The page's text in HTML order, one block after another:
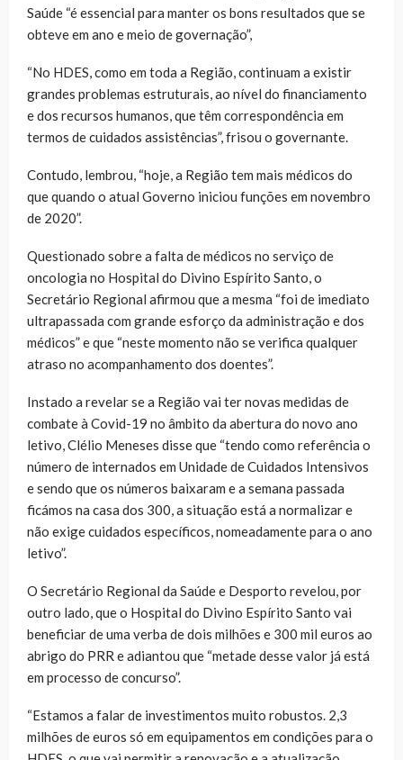
Saúde “é essencial para manter os bons resultados que se
obteve em ano e meio de governação”,
“No HDES, como em toda a Região, continuam a existir
grandes problemas estruturais, ao nível do financiamento
e dos recursos humanos, que têm correspondência em
termos de cuidados assistências”, frisou o governante.
Contudo, lembrou, “hoje, a Região tem mais médicos do
que quando o atual Governo iniciou funções em novembro
de 2020”.
Questionado sobre a falta de médicos no serviço de
oncologia no Hospital do Divino Espírito Santo, o
Secretário Regional afirmou que a mesma “foi de imediato
ultrapassada com grande esforço da administração e dos
médicos” e que “neste momento não se verifica qualquer
atraso no acompanhamento dos doentes”.
Instado a revelar se a Região vai ter novas medidas de
combate à Covid-19 no âmbito da abertura do novo ano
letivo, Clélio Meneses disse que “tendo como referência o
número de internados em Unidade de Cuidados Intensivos
e sendo que os números baixaram e a semana passada
ficámos na casa dos 300, a situação está a normalizar e
não exige cuidados específicos, nomeadamente para o ano
letivo”.
O Secretário Regional da Saúde e Desporto revelou, por
outro lado, que o Hospital do Divino Espírito Santo vai
beneficiar de uma verba de dois milhões e 300 mil euros ao
abrigo do PRR e adiantou que “metade desse valor já está
em processo de concurso”.
“Estamos a falar de investimentos muito robustos. 2,3
milhões de euros só em equipamentos em condições para o